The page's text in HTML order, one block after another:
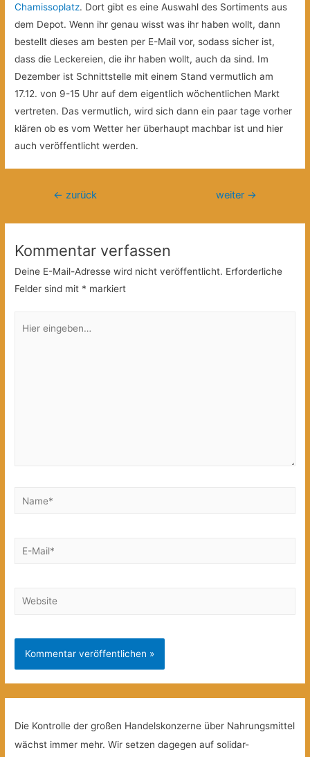
Chamissoplatz. Dort gibt es eine Auswahl des Sortiments aus
dem Depot. Wenn ihr genau wisst was ihr haben wollt, dann
bestellt dieses am besten per E-Mail vor, sodass sicher ist,
dass die Leckereien, die ihr haben wollt, auch da sind. Im
Dezember ist Schnittstelle mit einem Stand vermutlich am
17.12. von 9-15 Uhr auf dem eigentlich wöchentlichen Markt
vertreten. Das vermutlich, wird sich dann ein paar tage vorher
klären ob es vom Wetter her überhaupt machbar ist und hier
auch veröffentlicht werden.
Beitragsnavigation
← zurück weiter →
Kommentar verfassen
Deine E-Mail-Adresse wird nicht veröffentlicht. Erforderliche
Felder sind mit * markiert
eingeben…
Name*
E-
Website
Die Kontrolle der großen Handelskonzerne über Nahrungsmittel
wächst immer mehr. Wir setzen dagegen auf solidar-